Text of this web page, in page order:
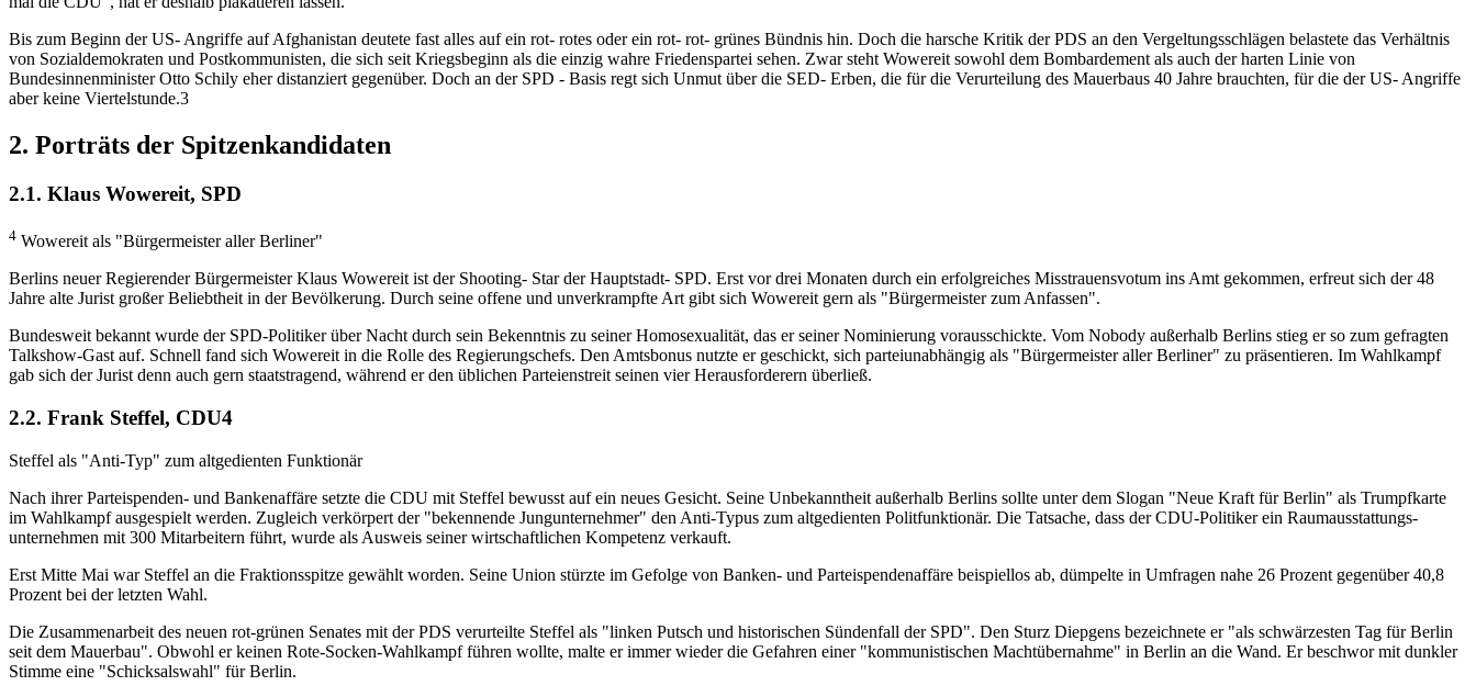
Bis zum Beginn der US- Angriffe auf Afghanistan deutete fast alles auf ein rot- rotes oder ein rot- rot- grünes Bündnis hin. Doch die harsche Kritik der PDS an den Vergeltungsschlägen belastete das Verhältnis
von Sozialdemokraten und Postkommunisten, die sich seit Kriegsbeginn als die einzig wahre Friedenspartei sehen. Zwar steht Wowereit sowohl dem Bombardement als auch der harten Linie von
Bundesinnenminister Otto Schily eher distanziert gegenüber. Doch an der SPD - Basis regt sich Unmut über die SED- Erben, die für die Verurteilung des Mauerbaus 40 Jahre brauchten, für die der US- Angriffe
aber keine Viertelstunde.3
2. Porträts der Spitzenkandidaten
2.1. Klaus Wowereit, SPD
4 Wowereit als "Bürgermeister aller Berliner"
Berlins neuer Regierender Bürgermeister Klaus Wowereit ist der Shooting- Star der Hauptstadt- SPD. Erst vor drei Monaten durch ein erfolgreiches Misstrauensvotum ins Amt gekommen, erfreut sich der 48
Jahre alte Jurist großer Beliebtheit in der Bevölkerung. Durch seine offene und unverkrampfte Art gibt sich Wowereit gern als "Bürgermeister zum Anfassen".
Bundesweit bekannt wurde der SPD-Politiker über Nacht durch sein Bekenntnis zu seiner Homosexualität, das er seiner Nominierung vorausschickte. Vom Nobody außerhalb Berlins stieg er so zum gefragten
Talkshow-Gast auf. Schnell fand sich Wowereit in die Rolle des Regierungschefs. Den Amtsbonus nutzte er geschickt, sich parteiunabhängig als "Bürgermeister aller Berliner" zu präsentieren. Im Wahlkampf
gab sich der Jurist denn auch gern staatstragend, während er den üblichen Parteienstreit seinen vier Herausforderern überließ.
2.2. Frank Steffel, CDU4
Steffel als "Anti-Typ" zum altgedienten Funktionär
Nach ihrer Parteispenden- und Bankenaffäre setzte die CDU mit Steffel bewusst auf ein neues Gesicht. Seine Unbekanntheit außerhalb Berlins sollte unter dem Slogan "Neue Kraft für Berlin" als Trumpfkarte
im Wahlkampf ausgespielt werden. Zugleich verkörpert der "bekennende Jungunternehmer" den Anti-Typus zum altgedienten Politfunktionär. Die Tatsache, dass der CDU-Politiker ein Raumausstattungs-
unternehmen mit 300 Mitarbeitern führt, wurde als Ausweis seiner wirtschaftlichen Kompetenz verkauft.
Erst Mitte Mai war Steffel an die Fraktionsspitze gewählt worden. Seine Union stürzte im Gefolge von Banken- und Parteispendenaffäre beispiellos ab, dümpelte in Umfragen nahe 26 Prozent gegenüber 40,8
Prozent bei der letzten Wahl.
Die Zusammenarbeit des neuen rot-grünen Senates mit der PDS verurteilte Steffel als "linken Putsch und historischen Sündenfall der SPD". Den Sturz Diepgens bezeichnete er "als schwärzesten Tag für Berlin
seit dem Mauerbau". Obwohl er keinen Rote-Socken-Wahlkampf führen wollte, malte er immer wieder die Gefahren einer "kommunistischen Machtübernahme" in Berlin an die Wand. Er beschwor mit dunkler
Stimme eine "Schicksalswahl" für Berlin.